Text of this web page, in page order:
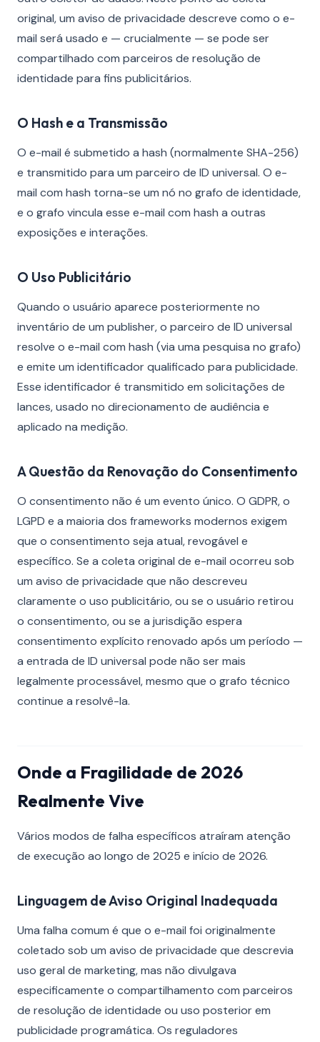
original, um aviso de privacidade descreve como o e-
mail será usado e — crucialmente — se pode ser
compartilhado com parceiros de resolução de
identidade para fins publicitários.
O Hash e a Transmissão
O e-mail é submetido a hash (normalmente SHA-256)
e transmitido para um parceiro de ID universal. O e-
mail com hash torna-se um nó no grafo de identidade,
e o grafo vincula esse e-mail com hash a outras
exposições e interações.
O Uso Publicitário
Quando o usuário aparece posteriormente no
inventário de um publisher, o parceiro de ID universal
resolve o e-mail com hash (via uma pesquisa no grafo)
e emite um identificador qualificado para publicidade.
Esse identificador é transmitido em solicitações de
lances, usado no direcionamento de audiência e
aplicado na medição.
A Questão da Renovação do Consentimento
O consentimento não é um evento único. O GDPR, o
LGPD e a maioria dos frameworks modernos exigem
que o consentimento seja atual, revogável e
específico. Se a coleta original de e-mail ocorreu sob
um aviso de privacidade que não descreveu
claramente o uso publicitário, ou se o usuário retirou
o consentimento, ou se a jurisdição espera
consentimento explícito renovado após um período —
a entrada de ID universal pode não ser mais
legalmente processável, mesmo que o grafo técnico
continue a resolvê-la.
Onde a Fragilidade de 2026
Realmente Vive
Vários modos de falha específicos atraíram atenção
de execução ao longo de 2025 e início de 2026.
Linguagem de Aviso Original Inadequada
Uma falha comum é que o e-mail foi originalmente
coletado sob um aviso de privacidade que descrevia
uso geral de marketing, mas não divulgava
especificamente o compartilhamento com parceiros
de resolução de identidade ou uso posterior em
publicidade programática. Os reguladores